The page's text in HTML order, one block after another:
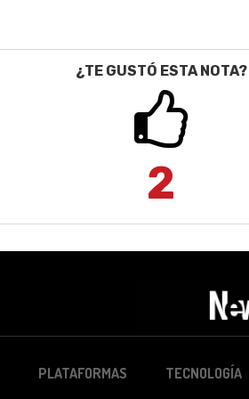
¿TE GUSTÓ ESTA NOTA?
2
PLATAFORMAS TECNOLOGÍA